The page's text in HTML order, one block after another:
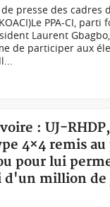
presse des cadres
PPA-CI, parti
Laurent
de participer aux
: UJ-
4×4 remis
pour lui
d'un million de